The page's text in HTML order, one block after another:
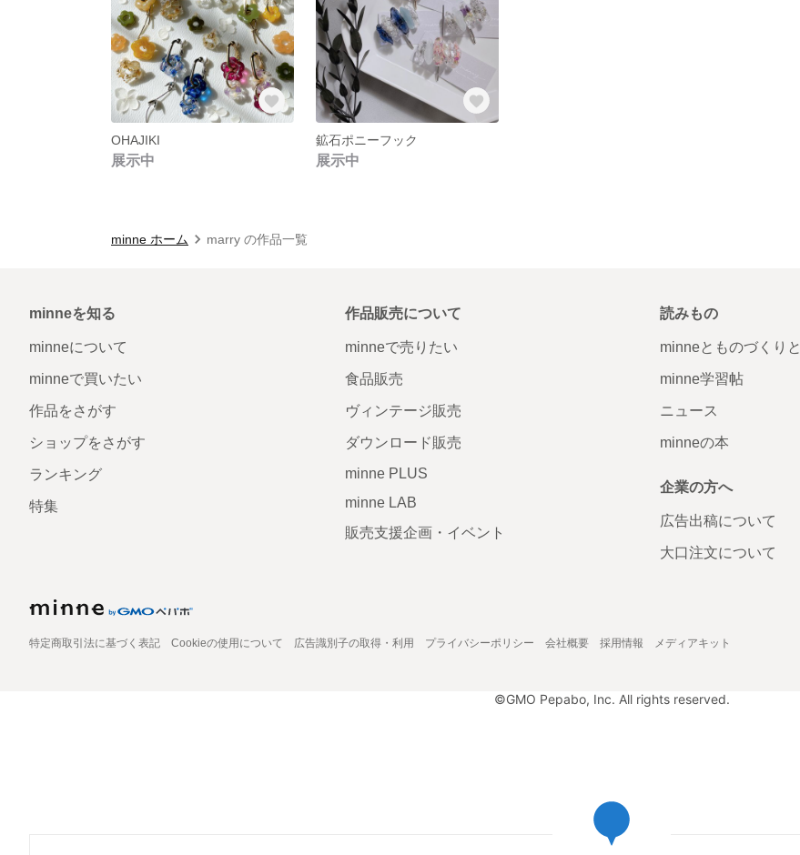
OHAJIKI
展示中
鉱石ポニーフック
展示中
minne ホーム marry の作品一覧
minneを知る
minneについて
minneで買いたい
作品をさがす
ショップをさがす
ランキング
特集
作品販売について
minneで売りたい
食品販売
ヴィンテージ販売
ダウンロード販売
minne PLUS
minne LAB
販売支援企画・イベント
読みもの
minneとものづくりと
minne学習帖
ニュース
minneの本
企業の方へ
広告出稿について
大口注文について
特定商取引法に基づく表記 Cookieの使用について 広告識別子の取得・利用 プライバシーポリシー 会社概要 採用情報 メディアキット
©GMO Pepabo, Inc. All rights reserved.